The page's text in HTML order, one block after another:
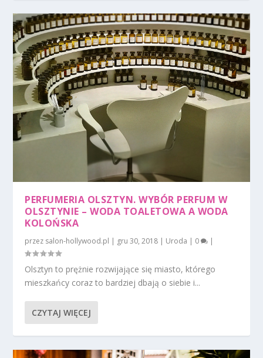
PERFUMERIA OLSZTYN. WYBÓR PERFUM W
OLSZTYNIE – WODA TOALETOWA A WODA
KOLOŃSKA
przez salon-hollywood.pl gru 30, 2018 Uroda 0
Olsztyn to prężnie rozwijające się miasto, którego
mieszkańcy coraz to bardziej dbają o siebie i...
CZYTAJ WIĘCEJ